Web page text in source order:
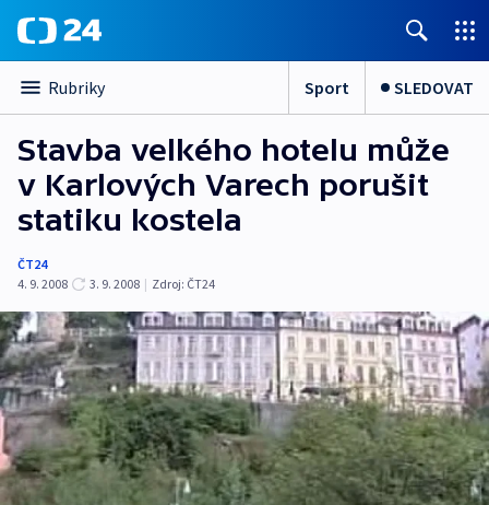
Rubriky Sport SLEDOVAT
Stavba velkého hotelu může
v Karlových Varech porušit
statiku kostela
ČT24
4. 9. 2008
3. 9. 2008 | Zdroj: ČT24